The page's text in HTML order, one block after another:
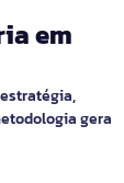
em
gera